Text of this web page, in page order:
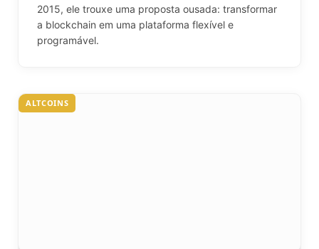
2015, ele trouxe uma proposta ousada: transformar
a blockchain em uma plataforma flexível e
programável.
ALTCOINS